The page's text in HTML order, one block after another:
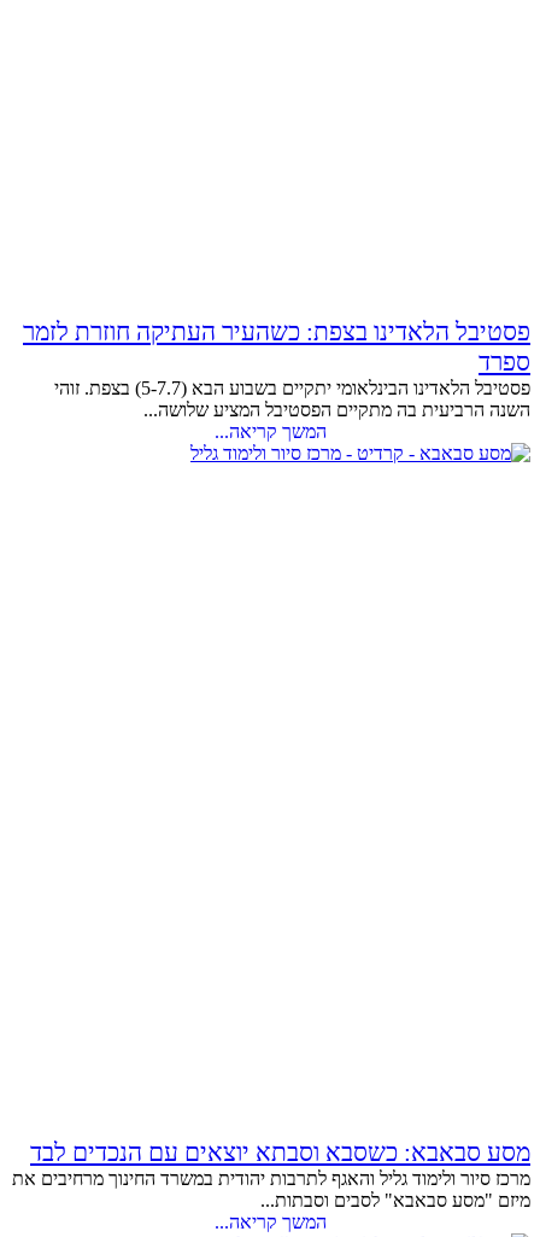
פסטיבל הלאדינו בצפת: כשהעיר העתיקה חוזרת לזמר
ספרד
פסטיבל הלאדינו הבינלאומי יתקיים בשבוע הבא (5-7.7) בצפת. זוהי
השנה הרביעית בה מתקיים הפסטיבל המציע שלושה...
המשך קריאה...
מסע סבאבא: כשסבא וסבתא יוצאים עם הנכדים לבד
מרכז סיור ולימוד גליל והאגף לתרבות יהודית במשרד החינוך מרחיבים את
מיזם "מסע סבאבא" לסבים וסבתות...
המשך קריאה...